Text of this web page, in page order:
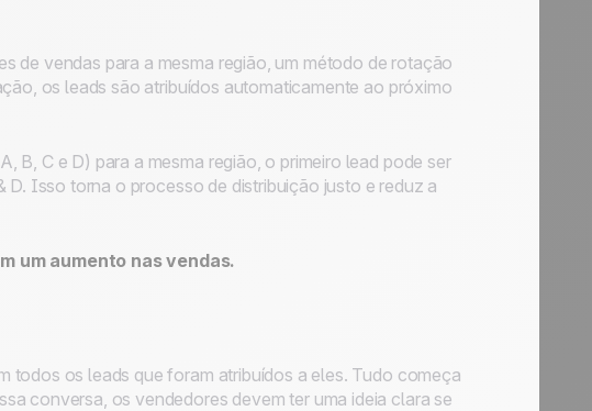
de vendas para a mesma região, um método de rotação
os leads são atribuídos automaticamente ao próximo
B, C e D) para a mesma região, o primeiro lead pode ser
Isso torna o processo de distribuição justo e reduz a
um aumento nas vendas.
todos os leads que foram atribuídos a eles. Tudo começa
conversa, os vendedores devem ter uma ideia clara se